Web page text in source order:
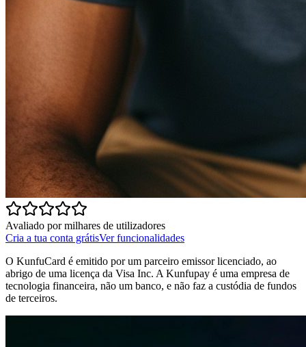
Avaliado por milhares de utilizadores
Cria a tua conta grátisVer funcionalidades
O KunfuCard é emitido por um parceiro emissor licenciado, ao
abrigo de uma licença da Visa Inc. A Kunfupay é uma empresa de
tecnologia financeira, não um banco, e não faz a custódia de fundos
de terceiros.